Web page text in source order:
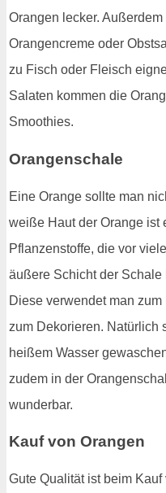
Orangen lecker.
Orangencreme oder
zu Fisch oder Fleisch
Salaten kommen die
Smoothies.
Orangenschale
Eine Orange sollte man
weiße Haut der Orange ist
Pflanzenstoffe, die vor
äußere Schicht der
Diese verwendet man
zum Dekorieren. Natürlich
heißem Wasser
zudem in der
wunderbar.
Kauf von Orangen
Gute Qualität ist beim